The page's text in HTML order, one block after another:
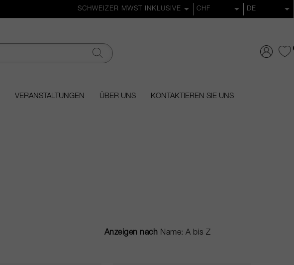
VERANSTALTUNGEN ÜBER UNS KONTAKTIEREN SIE UNS
Anzeigen nach